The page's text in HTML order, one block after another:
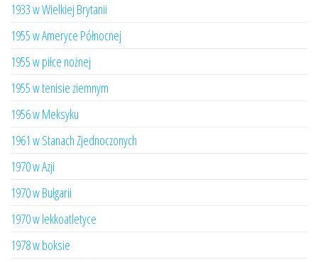
1933 w Wielkiej Brytanii
1955 w Ameryce Północnej
1955 w piłce nożnej
1955 w tenisie ziemnym
1956 w Meksyku
1961 w Stanach Zjednoczonych
1970 w Azji
1970 w Bułgarii
1970 w lekkoatletyce
1978 w boksie